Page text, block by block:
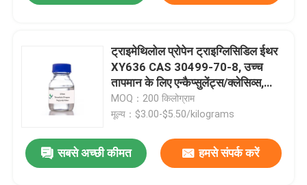
ट्राइमेथिलोल प्रोपेन ट्राइग्लिसिडिल ईथर
XY636 CAS 30499-70-8, उच्च
तापमान के लिए एन्कैप्सुलेंट्स/क्लेसिव्स,
उच्च तापमान के लिए सीलेंट्स, 100% ठोस
इपॉक्सी कोटिंग्स, मल्टी इपॉक्सी फंक्शनल
MOQ：200 किलोग्राम
मूल्य：$3.00-$5.50/kilograms
सबसे अच्छी कीमत हमसे संपर्क करें